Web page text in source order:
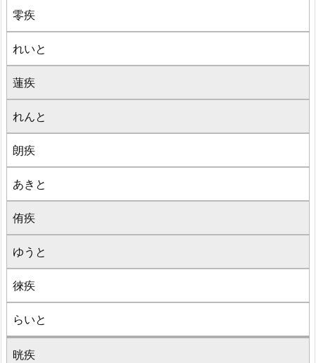
零疾
れいと
蓮疾
れんと
朗疾
あきと
侑疾
ゆうと
徠疾
らいと
晄疾